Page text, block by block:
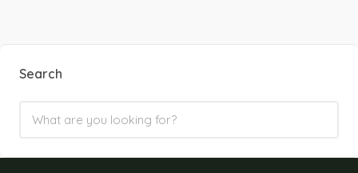
Search